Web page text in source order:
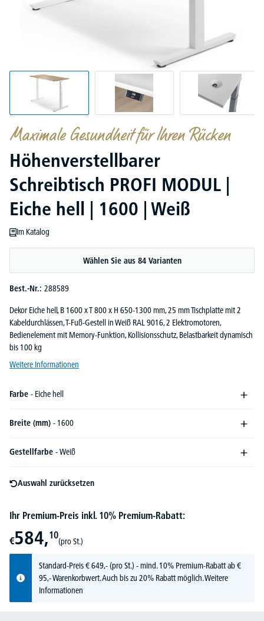
Maximale Gesundheit für Ihren Rücken
Höhenverstellbarer
Schreibtisch PROFI MODUL |
Eiche hell | 1600 | Weiß
Im Katalog
Wählen Sie aus 84 Varianten
Best.-Nr.: 288589
Dekor Eiche hell, B 1600 x T 800 x H 650-1300 mm, 25 mm Tischplatte mit 2
Kabeldurchlässen, T-Fuß-Gestell in Weiß RAL 9016, 2 Elektromotoren,
Bedienelement mit Memory-Funktion, Kollisionsschutz, Belastbarkeit dynamisch
bis 100 kg
Weitere Informationen
Farbe - Eiche hell
Breite (mm) - 1600
Gestellfarbe - Weiß
Auswahl zurücksetzen
Ihr Premium-Preis inkl. 10% Premium-Rabatt:
€584,10
(pro St.)
Standard-Preis€649,-(pro St.) - mind. 10% Premium-Rabatt ab €
95,- Warenkorbwert. Auch bis zu 20% Rabatt möglich.Weitere
Informationen